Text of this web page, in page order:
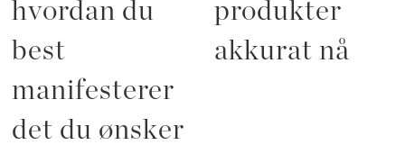
hvordan du
best
manifesterer
det du ønsker
produkter
akkurat nå